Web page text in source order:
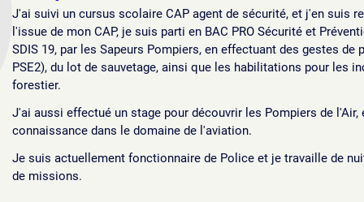
J'ai suivi un cursus scolaire CAP agent de sécurité, et j'en suis
l'issue de mon CAP, je suis parti en BAC PRO Sécurité et
SDIS 19, par les Sapeurs Pompiers, en effectuant des gestes de
PSE2), du lot de sauvetage, ainsi que les habilitations pour les
forestier.
J'ai aussi effectué un stage pour découvrir les Pompiers de l'Air,
connaissance dans le domaine de l'aviation.
Je suis actuellement fonctionnaire de Police et je travaille de
de missions.